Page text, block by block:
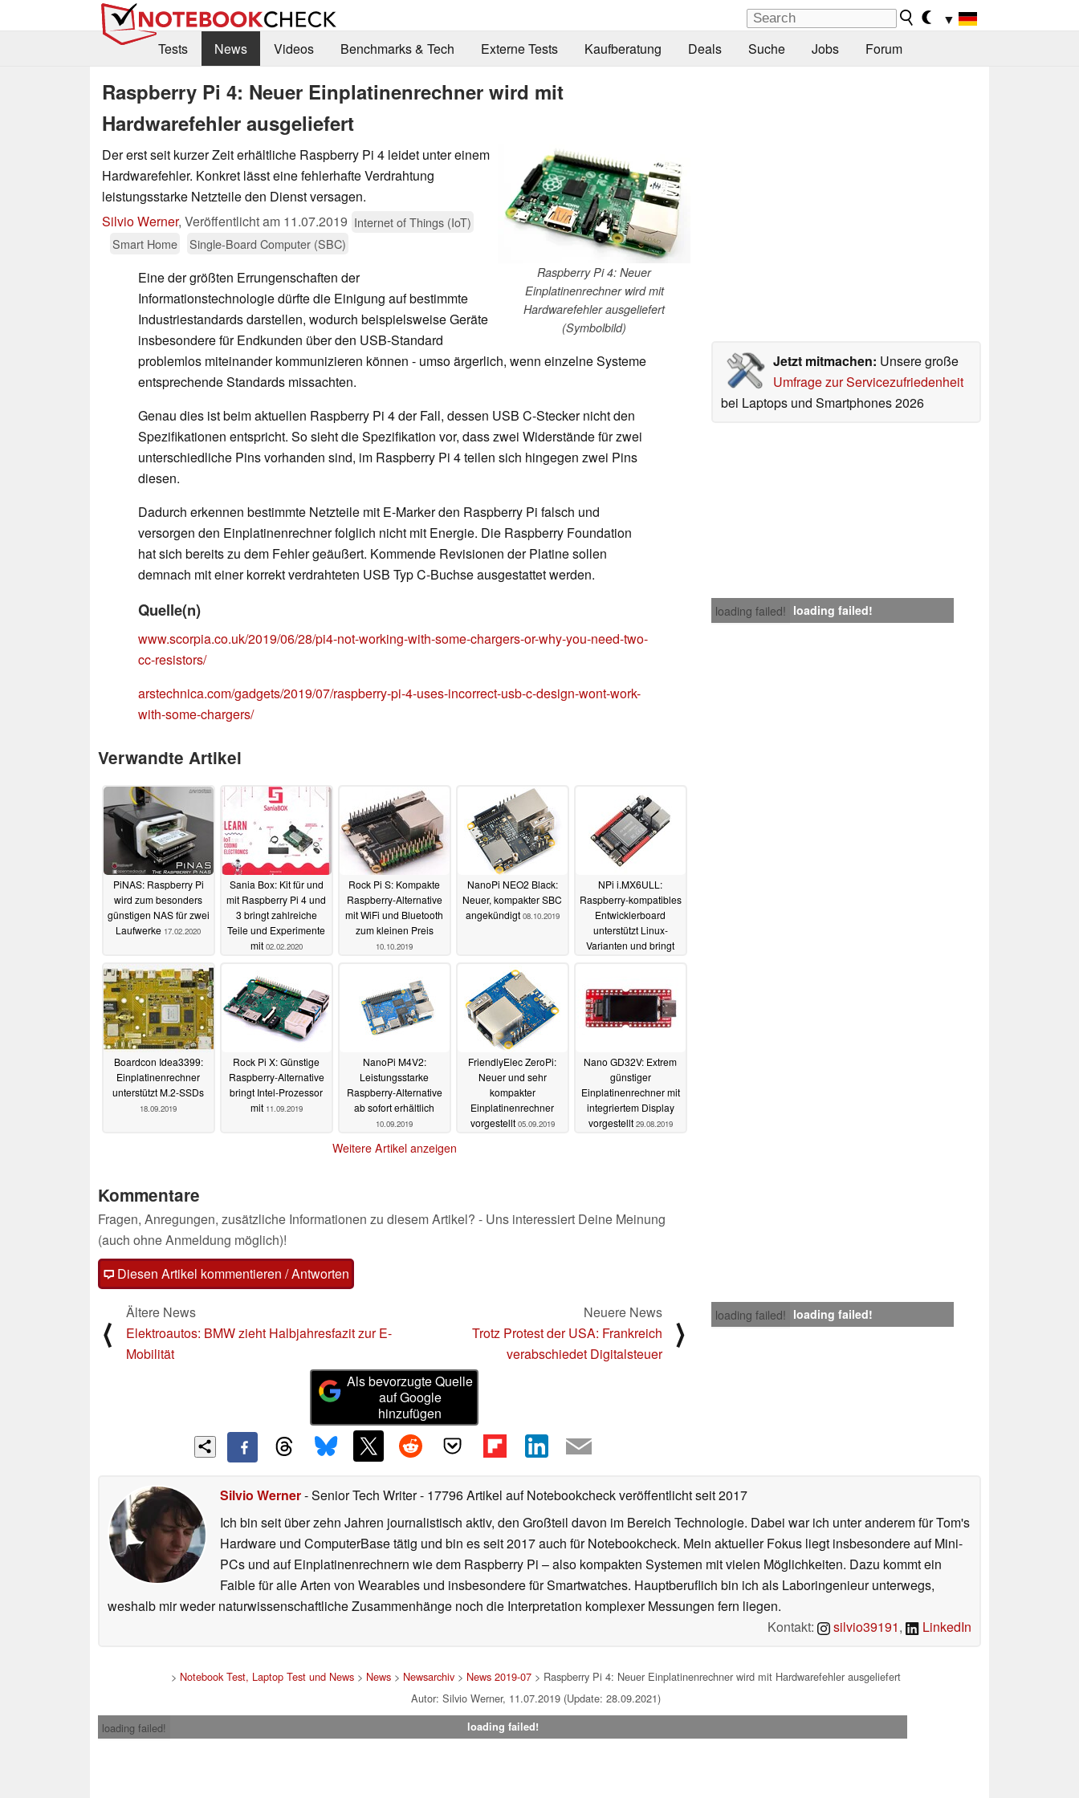
▼
Tests
News Videos Benchmarks & Tech Externe Tests Kaufberatung Deals Suche Jobs Forum
Raspberry Pi 4: Neuer Einplatinenrechner wird mit
Hardwarefehler ausgeliefert
Raspberry Pi 4: Neuer
Einplatinenrechner wird mit
Hardwarefehler ausgeliefert
(Symbolbild)
Der erst seit kurzer Zeit erhältliche Raspberry Pi 4 leidet unter einem
Hardwarefehler. Konkret lässt eine fehlerhafte Verdrahtung
leistungsstarke Netzteile den Dienst versagen.
Silvio Werner, Veröffentlicht am 11.07.2019 Internet of Things (IoT)
Smart Home
Single-Board Computer (SBC)
Jetzt mitmachen: Unsere große
Umfrage zur Servicezufriedenheit
bei Laptops und Smartphones 2026
Eine der größten Errungenschaften der
Informationstechnologie dürfte die Einigung auf bestimmte
Industriestandards darstellen, wodurch beispielsweise Geräte
insbesondere für Endkunden über den USB-Standard
problemlos miteinander kommunizieren können - umso ärgerlich, wenn einzelne Systeme
entsprechende Standards missachten.
Genau dies ist beim aktuellen Raspberry Pi 4 der Fall, dessen USB C-Stecker nicht den
Spezifikationen entspricht. So sieht die Spezifikation vor, dass zwei Widerstände für zwei
unterschiedliche Pins vorhanden sind, im Raspberry Pi 4 teilen sich hingegen zwei Pins
diesen.
Dadurch erkennen bestimmte Netzteile mit E-Marker den Raspberry Pi falsch und
versorgen den Einplatinenrechner folglich nicht mit Energie. Die Raspberry Foundation
hat sich bereits zu dem Fehler geäußert. Kommende Revisionen der Platine sollen
demnach mit einer korrekt verdrahteten USB Typ C-Buchse ausgestattet werden.
loading failed! loading failed!
Quelle(n)
www.scorpia.co.uk/2019/06/28/pi4-not-working-with-some-chargers-or-why-you-need-two-
cc-resistors/
arstechnica.com/gadgets/2019/07/raspberry-pi-4-uses-incorrect-usb-c-design-wont-work-
with-some-chargers/
Verwandte Artikel
PiNAS: Raspberry Pi
wird zum besonders
günstigen NAS für zwei
Laufwerke 17.02.2020
Sania Box: Kit für und
mit Raspberry Pi 4 und
3 bringt zahlreiche
Teile und Experimente
mit 02.02.2020
Rock Pi S: Kompakte
Raspberry-Alternative
mit WiFi und Bluetooth
zum kleinen Preis
10.10.2019
NanoPi NEO2 Black:
Neuer, kompakter SBC
angekündigt 08.10.2019
NPi i.MX6ULL:
Raspberry-kompatibles
Entwicklerboard
unterstützt Linux-
Varianten und bringt
Boardcon Idea3399:
Einplatinenrechner
unterstützt M.2-SSDs
18.09.2019
Rock Pi X: Günstige
Raspberry-Alternative
bringt Intel-Prozessor
mit 11.09.2019
NanoPi M4V2:
Leistungsstarke
Raspberry-Alternative
ab sofort erhältlich
10.09.2019
FriendlyElec ZeroPi:
Neuer und sehr
kompakter
Einplatinenrechner
vorgestellt 05.09.2019
Nano GD32V: Extrem
günstiger
Einplatinenrechner mit
integriertem Display
vorgestellt 29.08.2019
Weitere Artikel anzeigen
Kommentare
Fragen, Anregungen, zusätzliche Informationen zu diesem Artikel? - Uns interessiert Deine Meinung
(auch ohne Anmeldung möglich)!
Diesen Artikel kommentieren / Antworten
loading failed! loading failed!
⟨
Ältere News
Elektroautos: BMW zieht Halbjahresfazit zur E-
Mobilität
Neuere News
Trotz Protest der USA: Frankreich
verabschiedet Digitalsteuer
⟩
Als bevorzugte Quelle
auf Google
hinzufügen
Silvio Werner- Senior Tech Writer- 17796 Artikel auf Notebookcheck veröffentlichtseit 2017
Ich bin seit über zehn Jahren journalistisch aktiv, den Großteil davon im Bereich Technologie. Dabei war ich unter anderem für Tom's
Hardware und ComputerBase tätig und bin es seit 2017 auch für Notebookcheck. Mein aktueller Fokus liegt insbesondere auf Mini-
PCs und auf Einplatinenrechnern wie dem Raspberry Pi – also kompakten Systemen mit vielen Möglichkeiten. Dazu kommt ein
Faible für alle Arten von Wearables und insbesondere für Smartwatches. Hauptberuflich bin ich als Laboringenieur unterwegs,
weshalb mir weder naturwissenschaftliche Zusammenhänge noch die Interpretation komplexer Messungen fern liegen.
Kontakt:
silvio39191, LinkedIn
> Notebook Test, Laptop Test und News> News> Newsarchiv> News 2019-07> Raspberry Pi 4: Neuer Einplatinenrechner wird mit Hardwarefehler ausgeliefert
Autor: Silvio Werner, 11.07.2019 (Update: 28.09.2021)
loading failed!
loading failed!